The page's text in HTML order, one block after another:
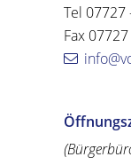
Tel 07727
Fax